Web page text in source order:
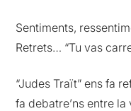
Sentiments,
Retrets… “Tu vas
“Judes Traït” ens fa
fa debatre’ns entre